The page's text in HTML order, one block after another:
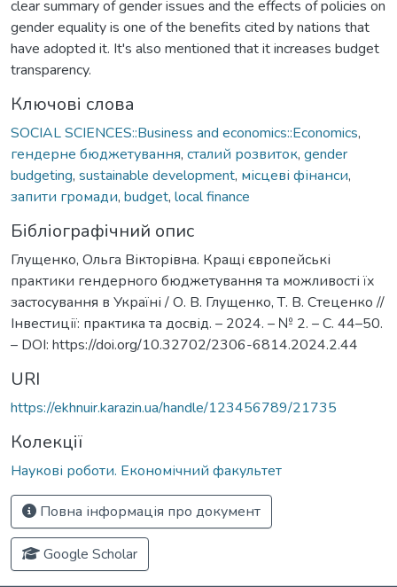
clear summary of gender issues and the effects of policies on
gender equality is one of the benefits cited by nations that
have adopted it. It's also mentioned that it increases budget
transparency.
Ключові слова
SOCIAL SCIENCES::Business and economics::Economics,
гендерне бюджетування, сталий розвиток, gender
budgeting, sustainable development, місцеві фінанси,
запити громади, budget, local finance
Бібліографічний опис
Глущенко, Ольга Вікторівна. Кращі європейські
практики гендерного бюджетування та можливості їх
застосування в Україні / О. В. Глущенко, Т. В. Стеценко //
Інвестиції: практика та досвід. – 2024. – № 2. – С. 44–50.
– DOI: https://doi.org/10.32702/2306-6814.2024.2.44
URI
https://ekhnuir.karazin.ua/handle/123456789/21735
Колекції
Наукові роботи. Економічний факультет
Повна інформація про документ
Google Scholar